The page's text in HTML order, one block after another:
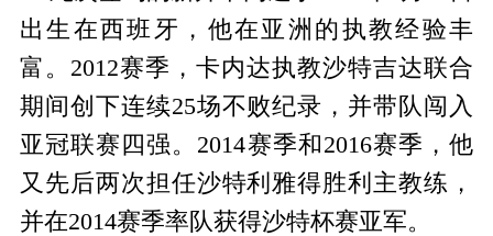
出生在西班牙，他在亚洲的执教经验丰
富。2012赛季，卡内达执教沙特吉达联合
期间创下连续25场不败纪录，并带队闯入
亚冠联赛四强。2014赛季和2016赛季，他
又先后两次担任沙特利雅得胜利主教练，
并在2014赛季率队获得沙特杯赛亚军。